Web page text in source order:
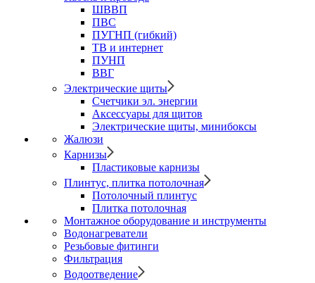
ШВВП
ПВС
ПУГНП (гибкий)
ТВ и интернет
ПУНП
ВВГ
Электрические щиты
Счетчики эл. энергии
Аксессуары для щитов
Электрические щиты, минибоксы
Жалюзи
Карнизы
Пластиковые карнизы
Плинтус, плитка потолочная
Потолочный плинтус
Плитка потолочная
Монтажное оборудование и инструменты
Водонагреватели
Резьбовые фитинги
Фильтрация
Водоотведение